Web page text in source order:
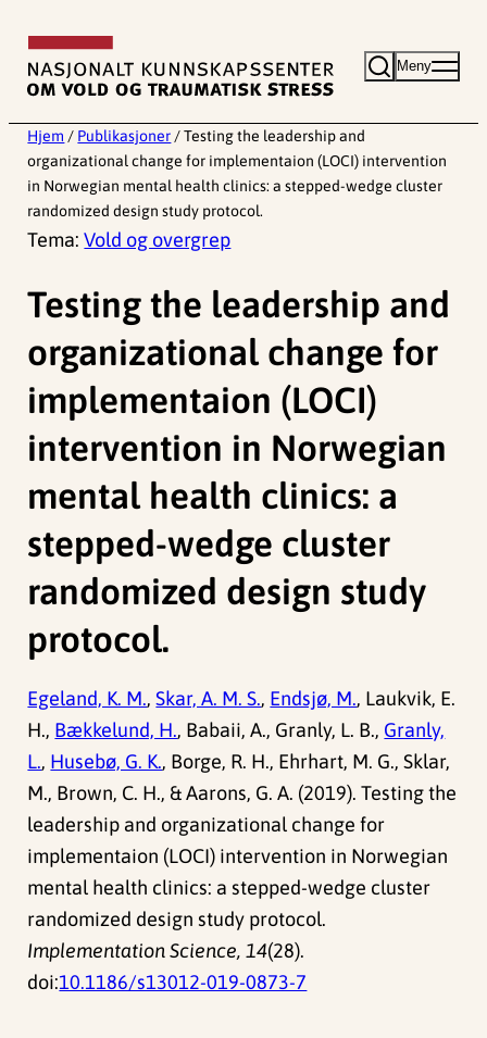
innhold
Meny
Hjem / Publikasjoner / Testing the leadership and
organizational change for implementaion (LOCI) intervention
in Norwegian mental health clinics: a stepped-wedge cluster
randomized design study protocol.
Tema:Vold og overgrep
Testing the leadership and
organizational change for
implementaion (LOCI)
intervention in Norwegian
mental health clinics: a
stepped-wedge cluster
randomized design study
protocol.
Egeland, K. M.,Skar, A. M. S., Endsjø, M., Laukvik, E.
H., Bækkelund, H., Babaii, A., Granly, L. B., Granly,
L., Husebø, G. K., Borge, R. H., Ehrhart, M. G., Sklar,
M., Brown, C. H., & Aarons, G. A. (2019). Testing the
leadership and organizational change for
implementaion (LOCI) intervention in Norwegian
mental health clinics: a stepped-wedge cluster
randomized design study protocol.
Implementation Science, 14(28).
doi:10.1186/s13012-019-0873-7